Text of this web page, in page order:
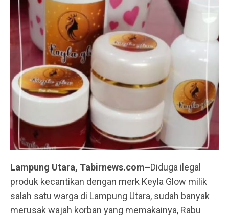
Lampung Utara, Tabirnews.com–Diduga ilegal
produk kecantikan dengan merk Keyla Glow milik
salah satu warga di Lampung Utara, sudah banyak
merusak wajah korban yang memakainya, Rabu